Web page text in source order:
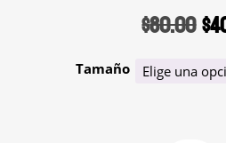
$80.00$
Tamaño